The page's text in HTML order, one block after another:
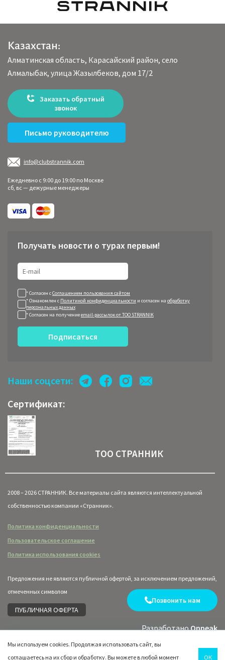
Казахстан:
Алматинская область, Карасайский район, село
Алмалыбак, улица Жазылбеков, дом 17/2
Заказать обратный
звонок
Письмо руководителю
info@clubstrannik.com
Ежедневно с 9:00 до 19:00 по Москве
сб, вс — дежурные менеджеры
Получать новости о турах первым!
* Согласен сСоглашением пользования сайтом
* Ознакомлен с Политикой конфиденциальности и согласен на обработку
персональных данных
* Согласен на получениеemail-рассылок от ТОО STRANNIK
Подписаться
Наши соцсети:
Сертификат:
ТОО СТРАННИК
2008 – 2026 СТРАННИК. Все материалы сайта являются интеллектуальной
собственностью компании «Странник».
Политика конфиденциальности
Пользовательское соглашение
Политика использования cookies
Предложения не являются публичной офертой, за исключением предложений,
отмеченных символом
ПУБЛИЧНАЯ ОФЕРТА
РазработаноOnpeak
Позвонить нам
Мы используем cookies. Продолжая использовать сайт, вы
соглашаетесь на их сбор и обработку. Вы можете в любой момент
ОК